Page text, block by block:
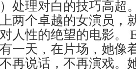
）处理对白的技巧高超
两个卓越的女演员，
人性的绝望的电影。
一天，在片场，她像
再说话，不再演戏。